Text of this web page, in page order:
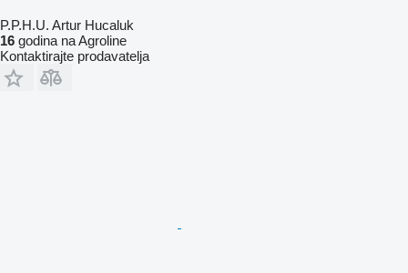
P.P.H.U. Artur Hucaluk
16 godina na Agroline
Kontaktirajte prodavatelja